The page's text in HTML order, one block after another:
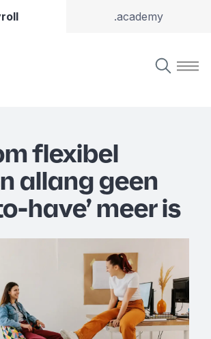
.academy
flexibel
allang geen
have’ meer is